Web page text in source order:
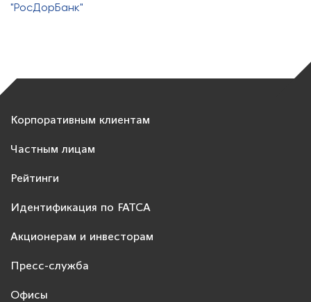
"РосДорБанк"
Корпоративным клиентам
Частным лицам
Рейтинги
Идентификация по FATCA
Акционерам и инвесторам
Пресс-служба
Офисы